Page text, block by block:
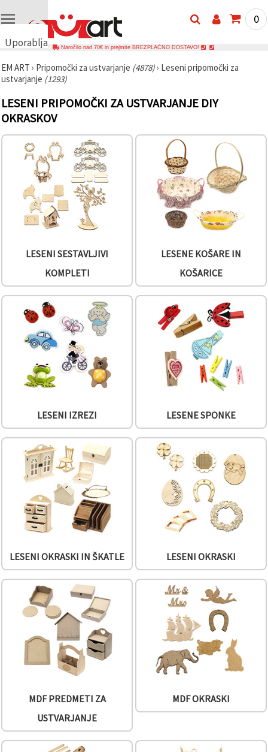
Uporabljamo
🍪
Uporabljamo
podobne
tehnologije,
da
delovanje
spletnega
izboljšamo
uporabniško
izkušnjo ter
z vašim
soglasjem
prikazujemo
partnerjev
za analitiko
in trženje.
S klikom na
strinjate z
piškotkov.
Nastavitvah
označite
preference z
določene
piškotkov
in klikom
na gumb
»Shrani«.
Sprejmi
vse
Nastavitve
0
Naročilo nad 70€ in prejmite BREZPLAČNO DOSTAVO!
EM ART › Pripomočki za ustvarjanje (4878)› Leseni pripomočki za
ustvarjanje (1293)
LESENI PRIPOMOČKI ZA USTVARJANJE DIY
OKRASKOV
LESENI SESTAVLJIVI
KOMPLETI
LESENE KOŠARE IN
KOŠARICE
LESENI IZREZI LESENE SPONKE
LESENI OKRASKI IN ŠKATLE LESENI OKRASKI
MDF PREDMETI ZA
USTVARJANJE
MDF OKRASKI